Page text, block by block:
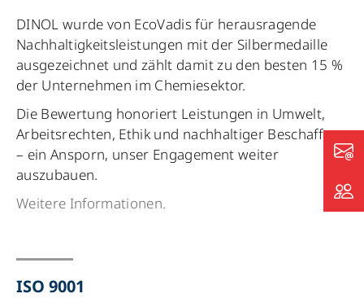
DINOL wurde von EcoVadis für herausragende
Nachhaltigkeitsleistungen mit der Silbermedaille
ausgezeichnet und zählt damit zu den besten 15 %
der Unternehmen im Chemiesektor.
Die Bewertung honoriert Leistungen in Umwelt,
Arbeitsrechten, Ethik und nachhaltiger Beschaffung
– ein Ansporn, unser Engagement weiter
auszubauen.
Weitere Informationen.
ISO 9001